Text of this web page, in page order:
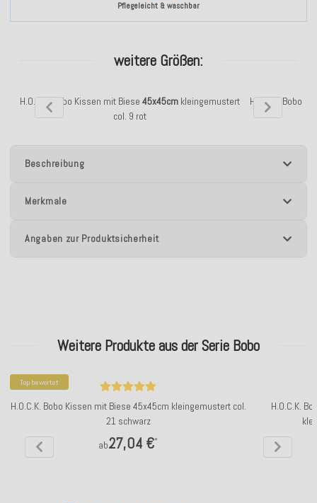
Pflegeleicht & waschbar
weitere Größen:
H.O.C.K. Bobo Kissen mit Biese 45x45cm kleingemustert
col. 9 rot
H.O.C.K. Bobo
Beschreibung
Merkmale
Angaben zur Produktsicherheit
Weitere Produkte aus der Serie Bobo
Top bewertet
H.O.C.K. Bobo Kissen mit Biese 45x45cm kleingemustert col.
21 schwarz
ab27,04 €*
H.O.C.K.